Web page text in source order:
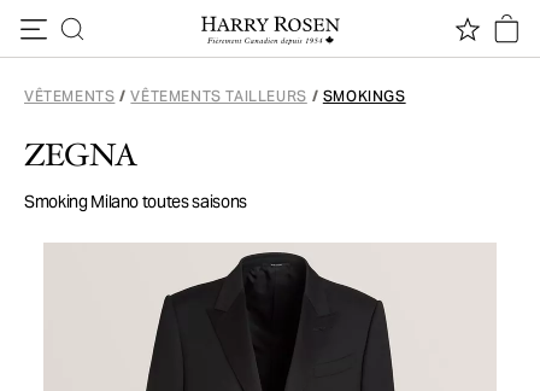
VÊTEMENTS / VÊTEMENTS TAILLEURS / SMOKINGS
ZEGNA
Smoking Milano toutes saisons